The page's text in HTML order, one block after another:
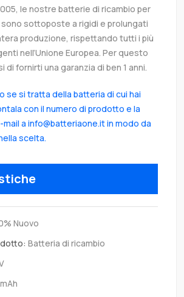
le nostre batterie di ricambio per
sottoposte a rigidi e prolungati
produzione, rispettando tutti i più
nell’Unione Europea. Per questo
di fornirti una garanzia di ben 1 anni.
se si tratta della batteria di cui hai
con il numero di prodotto e la
a info@batteriaone.it in modo da
scelta.
Nuovo
Batteria di ricambio